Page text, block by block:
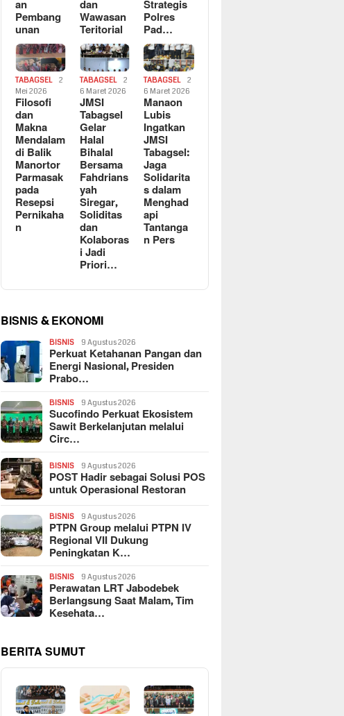
an
Pembang
unan
dan
Wawasan
Teritorial
Strategis
Polres
Pad…
TABAGSEL
2
Mei 2026
Filosofi
dan
Makna
Mendalam
di Balik
Manortor
Parmasak
pada
Resepsi
Pernikaha
n
TABAGSEL
2
6 Maret 2026
JMSI
Tabagsel
Gelar
Halal
Bihalal
Bersama
Fahdrians
yah
Siregar,
Soliditas
dan
Kolaboras
i Jadi
Priori…
TABAGSEL
2
6 Maret 2026
Manaon
Lubis
Ingatkan
JMSI
Tabagsel:
Jaga
Solidarita
s dalam
Menghad
api
Tantanga
n Pers
BISNIS & EKONOMI
BISNIS 9 Agustus 2026
Perkuat Ketahanan Pangan dan
Energi Nasional, Presiden
Prabo…
BISNIS 9 Agustus 2026
Sucofindo Perkuat Ekosistem
Sawit Berkelanjutan melalui
Circ…
BISNIS 9 Agustus 2026
POST Hadir sebagai Solusi POS
untuk Operasional Restoran
BISNIS 9 Agustus 2026
PTPN Group melalui PTPN IV
Regional VII Dukung
Peningkatan K…
BISNIS 9 Agustus 2026
Perawatan LRT Jabodebek
Berlangsung Saat Malam, Tim
Kesehata…
BERITA SUMUT